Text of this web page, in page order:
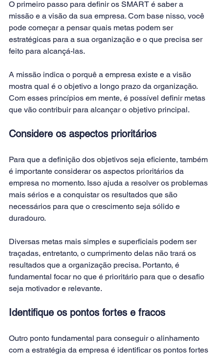
O primeiro passo para definir os SMART é saber a
missão e a visão da sua empresa. Com base nisso, você
pode começar a pensar quais metas podem ser
estratégicas para a sua organização e o que precisa ser
feito para alcançá-las.
A missão indica o porquê a empresa existe e a visão
mostra qual é o objetivo a longo prazo da organização.
Com esses princípios em mente, é possível definir metas
que vão contribuir para alcançar o objetivo principal.
Considere os aspectos prioritários
Para que a definição dos objetivos seja eficiente, também
é importante considerar os aspectos prioritários da
empresa no momento. Isso ajuda a resolver os problemas
mais sérios e a conquistar os resultados que são
necessários para que o crescimento seja sólido e
duradouro.
Diversas metas mais simples e superficiais podem ser
traçadas, entretanto, o cumprimento delas não trará os
resultados que a organização precisa. Portanto, é
fundamental focar no que é prioritário para que o desafio
seja motivador e relevante.
Identifique os pontos fortes e fracos
Outro ponto fundamental para conseguir o alinhamento
com a estratégia da empresa é identificar os pontos fortes